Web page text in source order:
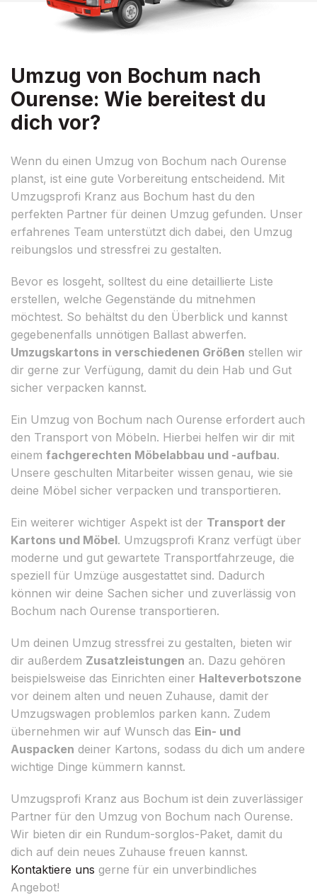
Umzug von Bochum nach
Ourense: Wie bereitest du
dich vor?
Wenn du einen Umzug von Bochum nach Ourense
planst, ist eine gute Vorbereitung entscheidend. Mit
Umzugsprofi Kranz aus Bochum hast du den
perfekten Partner für deinen Umzug gefunden. Unser
erfahrenes Team unterstützt dich dabei, den Umzug
reibungslos und stressfrei zu gestalten.
Bevor es losgeht, solltest du eine detaillierte Liste
erstellen, welche Gegenstände du mitnehmen
möchtest. So behältst du den Überblick und kannst
gegebenenfalls unnötigen Ballast abwerfen.
Umzugskartons in verschiedenen Größen stellen wir
dir gerne zur Verfügung, damit du dein Hab und Gut
sicher verpacken kannst.
Ein Umzug von Bochum nach Ourense erfordert auch
den Transport von Möbeln. Hierbei helfen wir dir mit
einem fachgerechten Möbelabbau und -aufbau.
Unsere geschulten Mitarbeiter wissen genau, wie sie
deine Möbel sicher verpacken und transportieren.
Ein weiterer wichtiger Aspekt ist der Transport der
Kartons und Möbel. Umzugsprofi Kranz verfügt über
moderne und gut gewartete Transportfahrzeuge, die
speziell für Umzüge ausgestattet sind. Dadurch
können wir deine Sachen sicher und zuverlässig von
Bochum nach Ourense transportieren.
Um deinen Umzug stressfrei zu gestalten, bieten wir
dir außerdem Zusatzleistungen an. Dazu gehören
beispielsweise das Einrichten einer Halteverbotszone
vor deinem alten und neuen Zuhause, damit der
Umzugswagen problemlos parken kann. Zudem
übernehmen wir auf Wunsch das Ein- und
Auspacken deiner Kartons, sodass du dich um andere
wichtige Dinge kümmern kannst.
Umzugsprofi Kranz aus Bochum ist dein zuverlässiger
Partner für den Umzug von Bochum nach Ourense.
Wir bieten dir ein Rundum-sorglos-Paket, damit du
dich auf dein neues Zuhause freuen kannst.
Kontaktiere uns gerne für ein unverbindliches
Angebot!